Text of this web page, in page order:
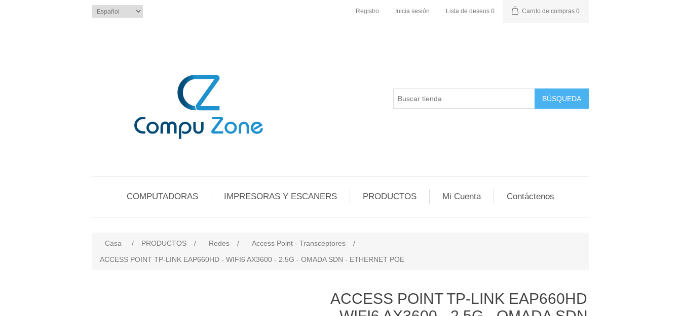
Registro Inicia sesión Lista de deseos 0 Carrito de compras 0
BÚSQUEDA
COMPUTADORAS IMPRESORAS Y ESCANERS PRODUCTOS Mi Cuenta Contáctenos
Casa / PRODUCTOS / Redes / Access Point - Transceptores
/
ACCESS POINT TP-LINK EAP660HD - WIFI6 AX3600 - 2.5G - OMADA SDN - ETHERNET POE
ACCESS POINT TP-LINK EAP660HD